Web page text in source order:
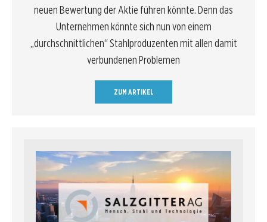
neuen Bewertung der Aktie führen könnte. Denn das
Unternehmen könnte sich nun von einem
„durchschnittlichen“ Stahlproduzenten mit allen damit
verbundenen Problemen
ZUM ARTIKEL